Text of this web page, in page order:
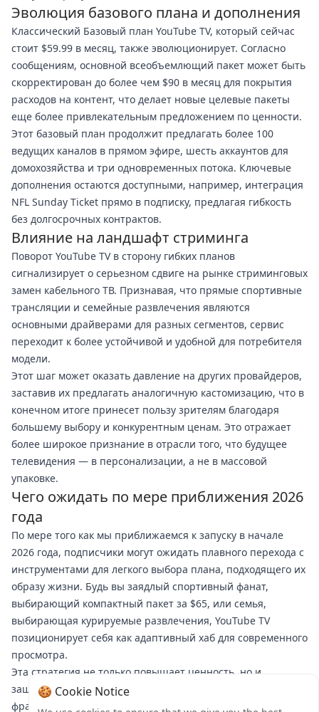
Эволюция базового плана и дополнения
Классический Базовый план YouTube TV, который сейчас
стоит $59.99 в месяц, также эволюционирует. Согласно
сообщениям, основной всеобъемлющий пакет может быть
скорректирован до более чем $90 в месяц для покрытия
расходов на контент, что делает новые целевые пакеты
еще более привлекательным предложением по ценности.
Этот базовый план продолжит предлагать более 100
ведущих каналов в прямом эфире, шесть аккаунтов для
домохозяйства и три одновременных потока. Ключевые
дополнения остаются доступными, например, интеграция
NFL Sunday Ticket прямо в подписку, предлагая гибкость
без долгосрочных контрактов.
Влияние на ландшафт стриминга
Поворот YouTube TV в сторону гибких планов
сигнализирует о серьезном сдвиге на рынке стриминговых
замен кабельного ТВ. Признавая, что прямые спортивные
трансляции и семейные развлечения являются
основными драйверами для разных сегментов, сервис
переходит к более устойчивой и удобной для потребителя
модели.
Этот шаг может оказать давление на других провайдеров,
заставив их предлагать аналогичную кастомизацию, что в
конечном итоге принесет пользу зрителям благодаря
большему выбору и конкурентным ценам. Это отражает
более широкое признание в отрасли того, что будущее
телевидения — в персонализации, а не в массовой
упаковке.
Чего ожидать по мере приближения 2026
года
По мере того как мы приближаемся к запуску в начале
2026 года, подписчики могут ожидать плавного перехода с
инструментами для легкого выбора плана, подходящего их
образу жизни. Будь вы заядлый спортивный фанат,
выбирающий компактный пакет за $65, или семья,
выбирающая курируемые развлечения, YouTube TV
позиционирует себя как адаптивный хаб для современного
просмотра.
Эта стратегия не только повышает ценность, но и
защищает будущее сервиса во все более
фрагментированном медиамире. Давая выбор в руки
🍪 Cookie Notice